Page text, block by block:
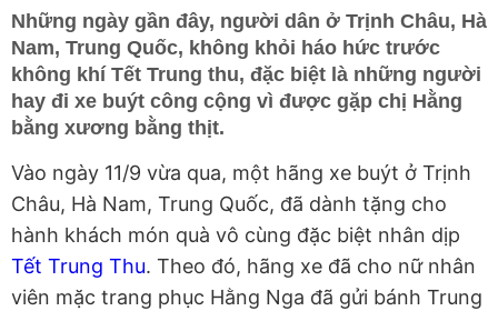
Những ngày gần đây, người dân ở Trịnh Châu, Hà
Nam, Trung Quốc, không khỏi háo hức trước
không khí Tết Trung thu, đặc biệt là những người
hay đi xe buýt công cộng vì được gặp chị Hằng
bằng xương bằng thịt.
Vào ngày 11/9 vừa qua, một hãng xe buýt ở Trịnh
Châu, Hà Nam, Trung Quốc, đã dành tặng cho
hành khách món quà vô cùng đặc biệt nhân dịp
Tết Trung Thu. Theo đó, hãng xe đã cho nữ nhân
viên mặc trang phục Hằng Nga đã gửi bánh Trung